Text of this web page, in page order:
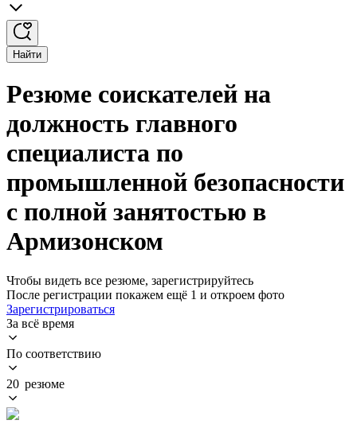
Найти
Резюме соискателей на
должность главного
специалиста по
промышленной безопасности
с полной занятостью в
Армизонском
Чтобы видеть все резюме, зарегистрируйтесь
После регистрации покажем ещё 1 и откроем фото
Зарегистрироваться
За всё время
По соответствию
20 резюме